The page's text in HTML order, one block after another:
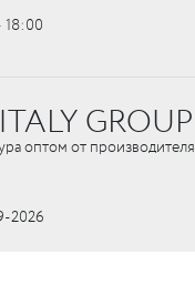
18:00
GROUP
оптом от производителя
2026